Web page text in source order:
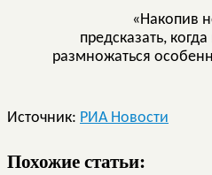
«Накопив
предсказать,
размножаться
Источник: РИА Новости
Похожие статьи: